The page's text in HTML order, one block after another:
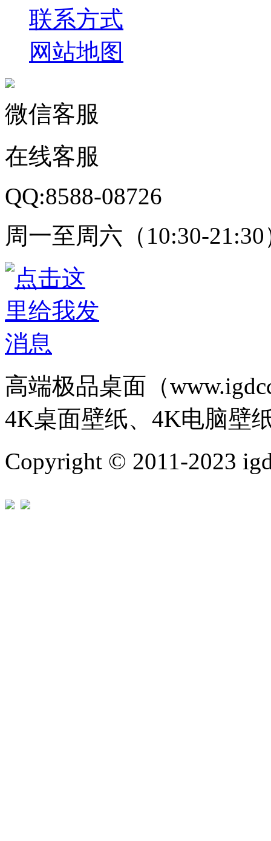
联系方式
网站地图
微信客服
在线客服
QQ:8588-08726
周一至周六（10:30-21:30
高端极品桌面（
4K桌面壁纸、4K电脑壁
Copyright © 2011-2023